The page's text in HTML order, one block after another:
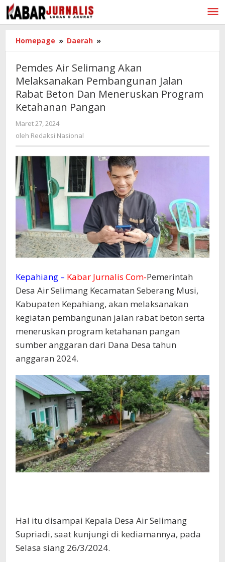
Lewati
ke
konten
Homepage » Daerah »
Air
Selimang
Akan
Melaksanakan
Pembangunan
Jalan
Meneruskan
Program
Ketahanan
Pangan
Pemdes Air Selimang Akan
Melaksanakan Pembangunan Jalan
Rabat Beton Dan Meneruskan Program
Ketahanan Pangan
Maret 27, 2024
Redaksi
oleh Redaksi Nasional
Kepahiang – Kabar Jurnalis Com-Pemerintah
Desa Air Selimang Kecamatan Seberang Musi,
Kabupaten Kepahiang, akan melaksanakan
kegiatan pembangunan jalan rabat beton serta
meneruskan program ketahanan pangan
sumber anggaran dari Dana Desa tahun
anggaran 2024.
Hal itu disampai Kepala Desa Air Selimang
Supriadi, saat kunjungi di kediamannya, pada
Selasa siang 26/3/2024.